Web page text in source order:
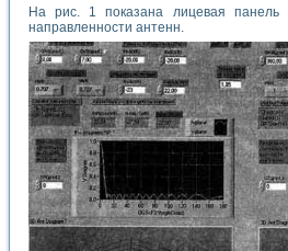
На рис. 1 показана лицевая панель
направленности антенн.